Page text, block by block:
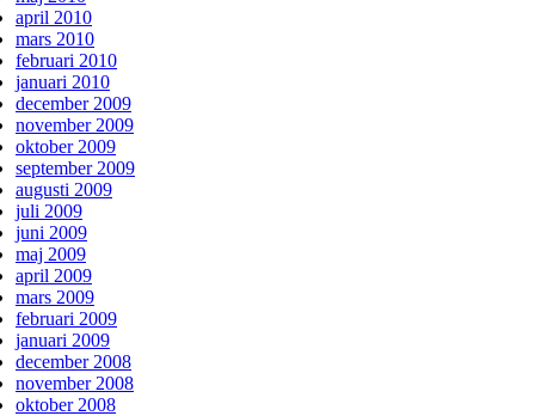
april 2010
mars 2010
februari 2010
januari 2010
december 2009
november 2009
oktober 2009
september 2009
augusti 2009
juli 2009
juni 2009
maj 2009
april 2009
mars 2009
februari 2009
januari 2009
december 2008
november 2008
oktober 2008